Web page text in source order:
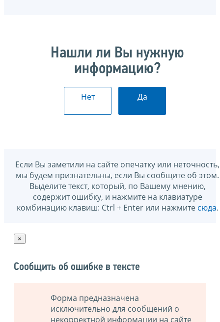
Нашли ли Вы нужную
информацию?
Нет Да
Если Вы заметили на сайте опечатку или неточность,
мы будем признательны, если Вы сообщите об этом.
Выделите текст, который, по Вашему мнению,
содержит ошибку, и нажмите на клавиатуре
комбинацию клавиш: Ctrl + Enter или нажмите сюда.
×
Сообщить об ошибке в тексте
Форма предназначена
исключительно для сообщений о
некорректной информации на сайте